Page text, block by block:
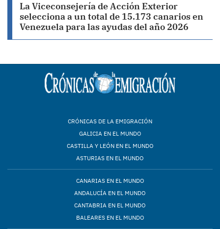
La Viceconsejería de Acción Exterior
selecciona a un total de 15.173 canarios en
Venezuela para las ayudas del año 2026
CRÓNICAS DE LA EMIGRACIÓN
GALICIA EN EL MUNDO
CASTILLA Y LEÓN EN EL MUNDO
ASTURIAS EN EL MUNDO
CANARIAS EN EL MUNDO
ANDALUCÍA EN EL MUNDO
CANTABRIA EN EL MUNDO
BALEARES EN EL MUNDO